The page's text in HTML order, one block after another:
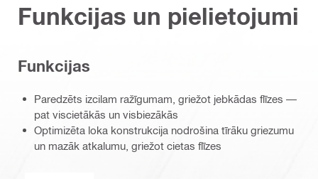
Funkcijas un pielietojumi
Funkcijas
Paredzēts izcilam ražīgumam, griežot jebkādas flīzes —
pat viscietākās un visbiezākās
Optimizēta loka konstrukcija nodrošina tīrāku griezumu
un mazāk atkalumu, griežot cietas flīzes